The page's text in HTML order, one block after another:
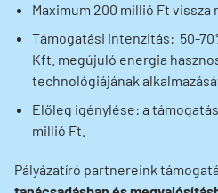
Maximum 200 millió Ft
Támogatási intenzitás: 50-
Kft. megújuló energia
technológiájának
Előleg igénylése: a
millió Ft.
Pályázatíró partnereink